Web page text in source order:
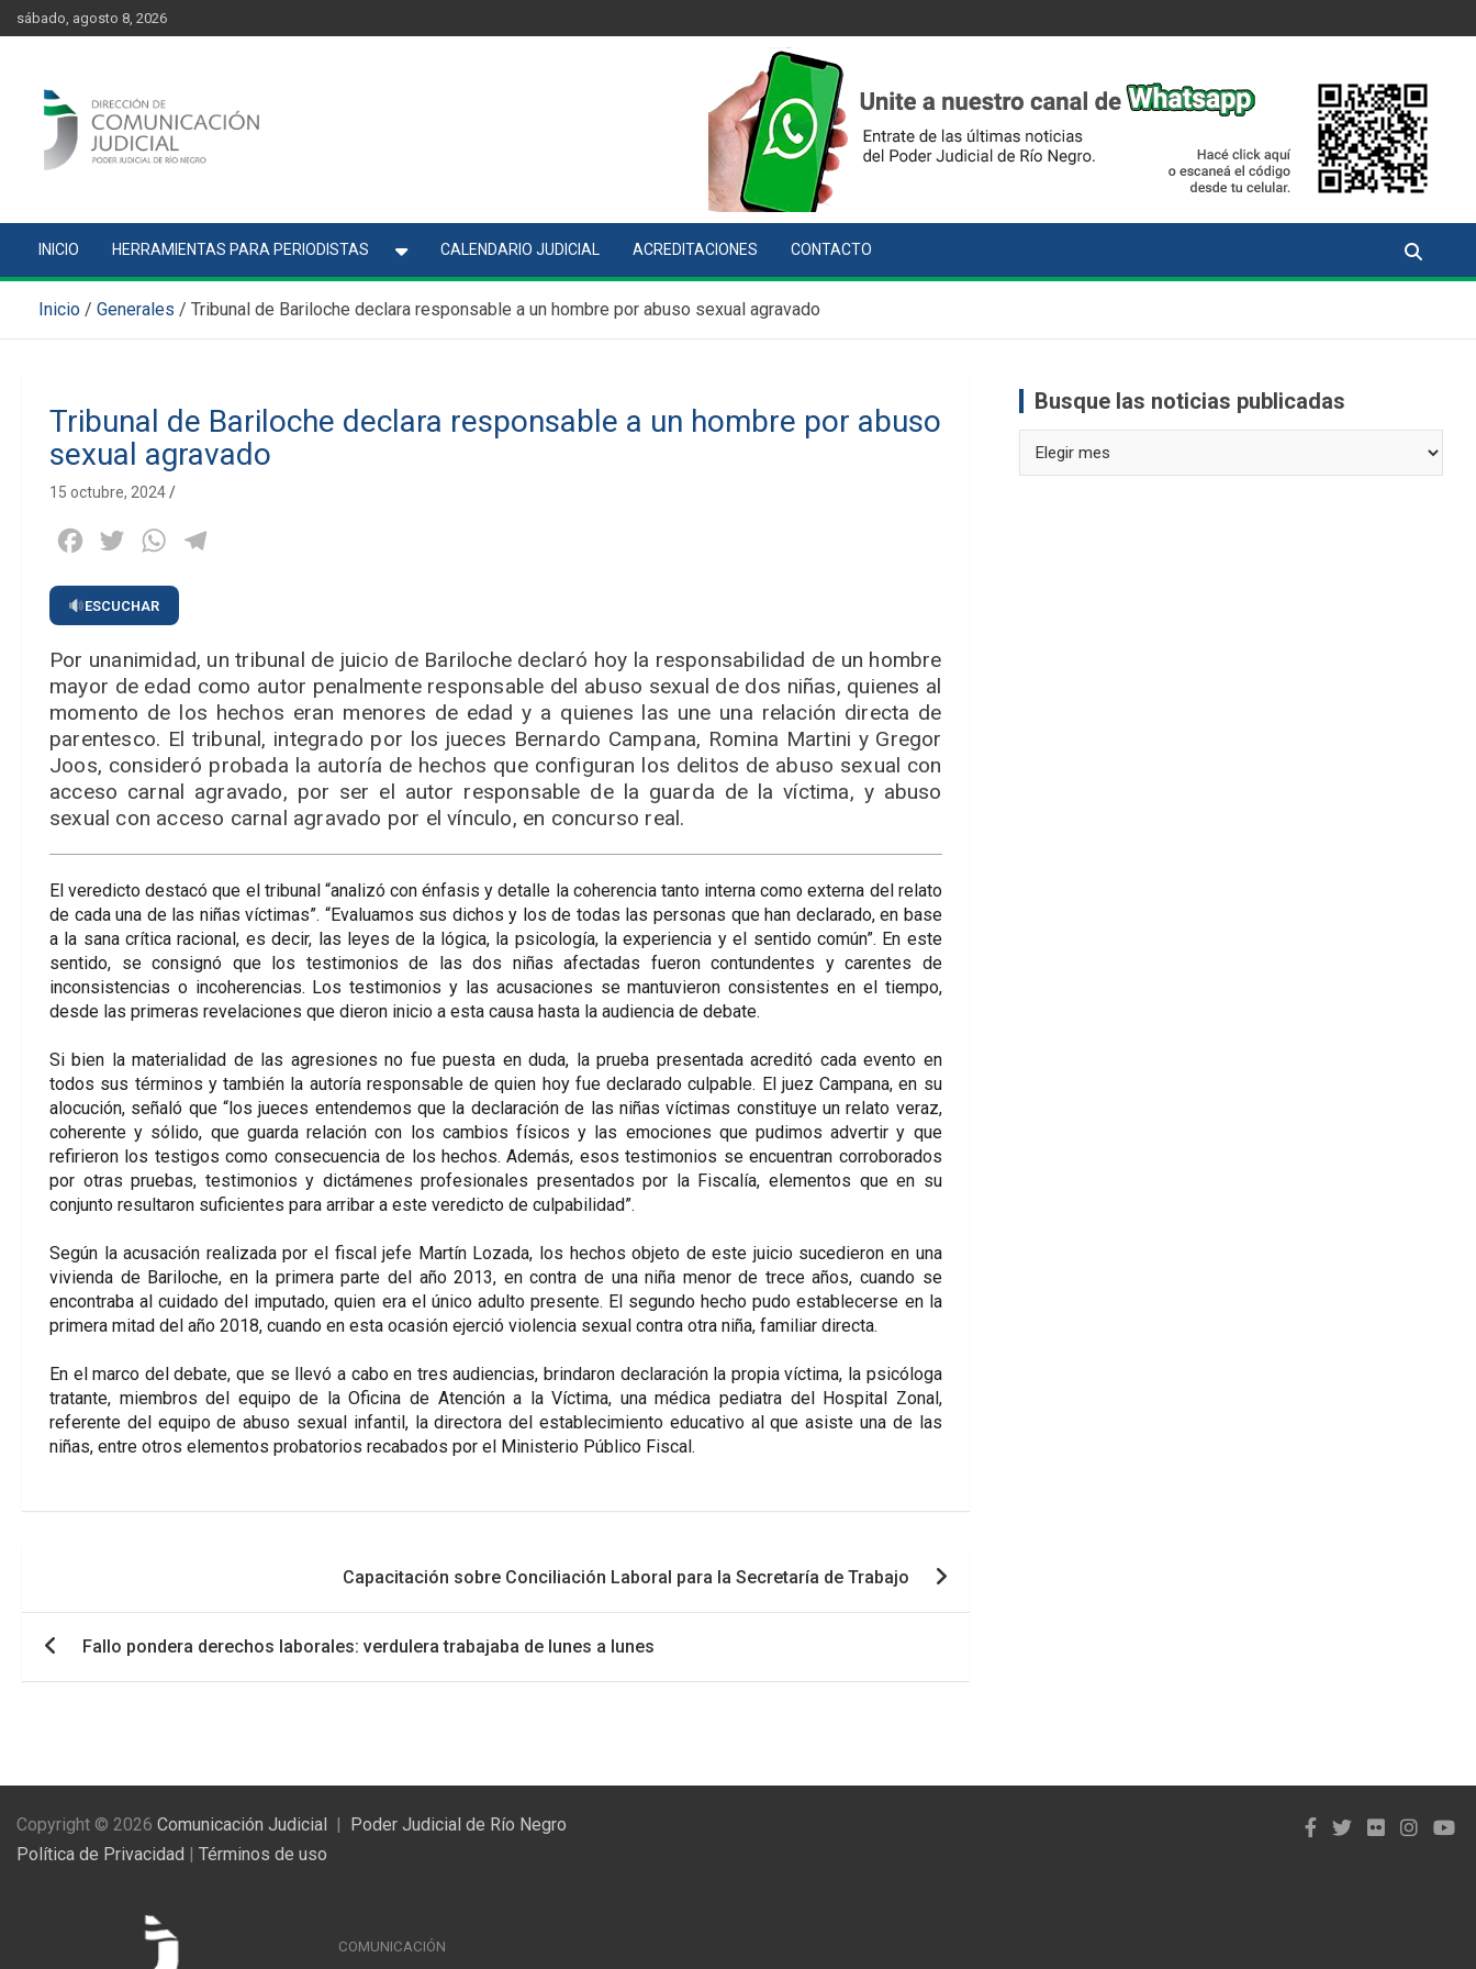
content
Skip
to
sábado, agosto 8, 2026
INICIO HERRAMIENTAS PARA PERIODISTAS CALENDARIO JUDICIAL ACREDITACIONES CONTACTO
Inicio Generales Tribunal de Bariloche declara responsable a un hombre por abuso sexual agravado
Tribunal de Bariloche declara responsable a un hombre por abuso
sexual agravado
15 octubre, 2024
Facebook
Twitter WhatsApp
ESCUCHAR
Por unanimidad, un tribunal de juicio de Bariloche declaró hoy la responsabilidad de un hombre
mayor de edad como autor penalmente responsable del abuso sexual de dos niñas, quienes al
momento de los hechos eran menores de edad y a quienes las une una relación directa de
parentesco. El tribunal, integrado por los jueces Bernardo Campana, Romina Martini y Gregor
Joos, consideró probada la autoría de hechos que configuran los delitos de abuso sexual con
acceso carnal agravado, por ser el autor responsable de la guarda de la víctima, y abuso
sexual con acceso carnal agravado por el vínculo, en concurso real.
El veredicto destacó que el tribunal “analizó con énfasis y detalle la coherencia tanto interna como externa del relato
de cada una de las niñas víctimas”. “Evaluamos sus dichos y los de todas las personas que han declarado, en base
a la sana crítica racional, es decir, las leyes de la lógica, la psicología, la experiencia y el sentido común”. En este
sentido, se consignó que los testimonios de las dos niñas afectadas fueron contundentes y carentes de
inconsistencias o incoherencias. Los testimonios y las acusaciones se mantuvieron consistentes en el tiempo,
desde las primeras revelaciones que dieron inicio a esta causa hasta la audiencia de debate.
Si bien la materialidad de las agresiones no fue puesta en duda, la prueba presentada acreditó cada evento en
todos sus términos y también la autoría responsable de quien hoy fue declarado culpable. El juez Campana, en su
alocución, señaló que “los jueces entendemos que la declaración de las niñas víctimas constituye un relato veraz,
coherente y sólido, que guarda relación con los cambios físicos y las emociones que pudimos advertir y que
refirieron los testigos como consecuencia de los hechos. Además, esos testimonios se encuentran corroborados
por otras pruebas, testimonios y dictámenes profesionales presentados por la Fiscalía, elementos que en su
conjunto resultaron suficientes para arribar a este veredicto de culpabilidad”.
Según la acusación realizada por el fiscal jefe Martín Lozada, los hechos objeto de este juicio sucedieron en una
vivienda de Bariloche, en la primera parte del año 2013, en contra de una niña menor de trece años, cuando se
encontraba al cuidado del imputado, quien era el único adulto presente. El segundo hecho pudo establecerse en la
primera mitad del año 2018, cuando en esta ocasión ejerció violencia sexual contra otra niña, familiar directa.
En el marco del debate, que se llevó a cabo en tres audiencias, brindaron declaración la propia víctima, la psicóloga
tratante, miembros del equipo de la Oficina de Atención a la Víctima, una médica pediatra del Hospital Zonal,
referente del equipo de abuso sexual infantil, la directora del establecimiento educativo al que asiste una de las
niñas, entre otros elementos probatorios recabados por el Ministerio Público Fiscal.
entradas
Capacitación sobre Conciliación Laboral para la Secretaría de Trabajo
Fallo pondera derechos laborales: verdulera trabajaba de lunes a lunes
Busque las noticias publicadas
las
Copyright © 2026 Comunicación Judicial
Poder Judicial de Río Negro
Política de Privacidad
Términos de uso
COMUNICACIÓN